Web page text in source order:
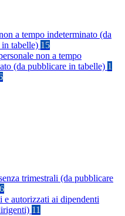
a tempo indeterminato (da
tabelle) 15
non a tempo
(da pubblicare in tabelle) 1
trimestrali (da pubblicare
6
autorizzati ai dipendenti
11